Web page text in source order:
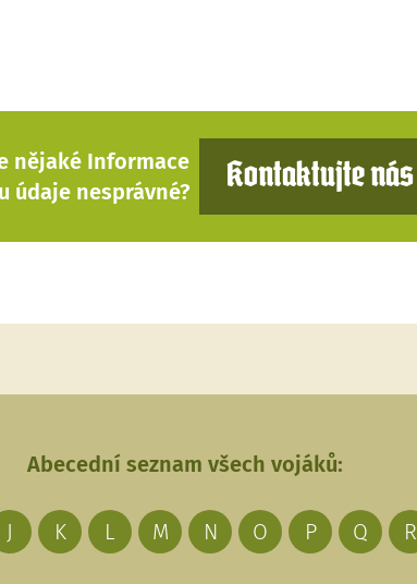
nějaké Informace
údaje nesprávné?
Kontaktujte nás
Abecední seznam všech vojáků:
J K L M N O P Q R